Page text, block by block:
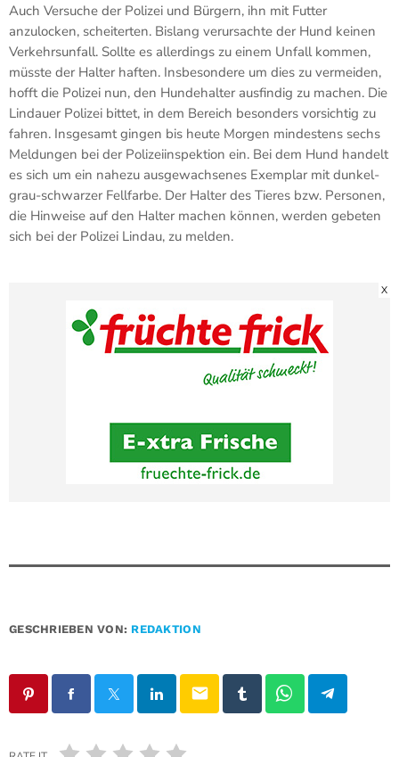
Auch Versuche der Polizei und Bürgern, ihn mit Futter
anzulocken, scheiterten. Bislang verursachte der Hund keinen
Verkehrsunfall. Sollte es allerdings zu einem Unfall kommen,
müsste der Halter haften. Insbesondere um dies zu vermeiden,
hofft die Polizei nun, den Hundehalter ausfindig zu machen. Die
Lindauer Polizei bittet, in dem Bereich besonders vorsichtig zu
fahren. Insgesamt gingen bis heute Morgen mindestens sechs
Meldungen bei der Polizeiinspektion ein. Bei dem Hund handelt
es sich um ein nahezu ausgewachsenes Exemplar mit dunkel-
grau-schwarzer Fellfarbe. Der Halter des Tieres bzw. Personen,
die Hinweise auf den Halter machen können, werden gebeten
sich bei der Polizei Lindau, zu melden.
X
GESCHRIEBEN VON: REDAKTION
email